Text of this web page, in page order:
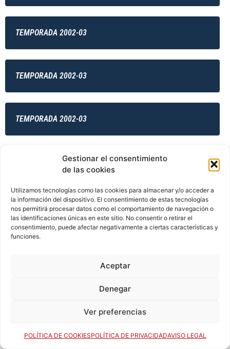
Gestionar el consentimiento
de las cookies
Utilizamos tecnologías como las cookies para almacenar y/o acceder a
la información del dispositivo. El consentimiento de estas tecnologías
nos permitirá procesar datos como el comportamiento de navegación o
las identificaciones únicas en este sitio. No consentir o retirar el
consentimiento, puede afectar negativamente a ciertas características y
funciones.
Aceptar
Denegar
Ver preferencias
POLÍTICA DE COOKIESPOLÍTICA DE PRIVACIDADAVISO LEGAL
TEMPORADA 2002-03
TEMPORADA 2002-03
TEMPORADA 2002-03
TEMPORADA 2002-03
TEMPORADA 2003-04
TEMPORADA 2003-04